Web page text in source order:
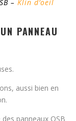
– Klin d’oeil
PANNEAU
aussi bien en
panneaux OSB